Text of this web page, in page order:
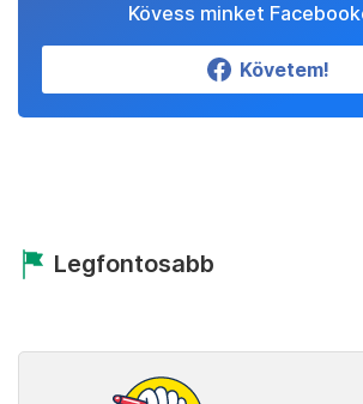
Kövess minket
Követem!
Legfontosabb